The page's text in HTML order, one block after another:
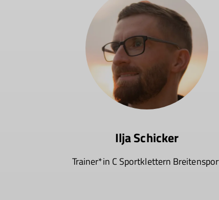
Ilja Schicker
Trainer*in C Sportklettern